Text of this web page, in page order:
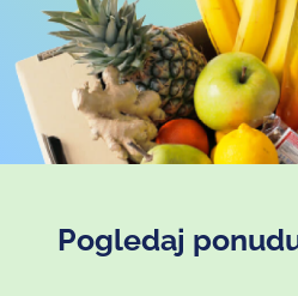
Pogledaj